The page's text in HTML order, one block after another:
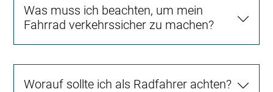
Was muss ich beachten, um mein
Fahrrad verkehrssicher zu machen?
Worauf sollte ich als Radfahrer achten?